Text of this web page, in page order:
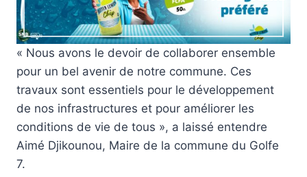
« Nous avons le devoir de collaborer ensemble
pour un bel avenir de notre commune. Ces
travaux sont essentiels pour le développement
de nos infrastructures et pour améliorer les
conditions de vie de tous », a laissé entendre
Aimé Djikounou, Maire de la commune du Golfe
7.